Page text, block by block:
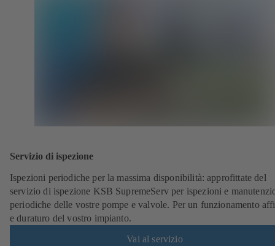
Servizio di ispezione
Ispezioni periodiche per la massima disponibilità: approfittate del
servizio di ispezione KSB SupremeServ per ispezioni e
periodiche delle vostre pompe e valvole. Per un funzionamento
e duraturo del vostro impianto.
Vai al servizio